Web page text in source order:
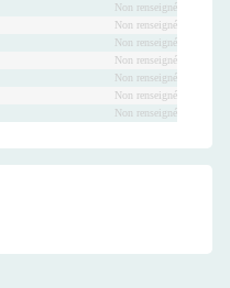
Non renseigné
Non renseigné
Non renseigné
Non renseigné
Non renseigné
Non renseigné
Non renseigné